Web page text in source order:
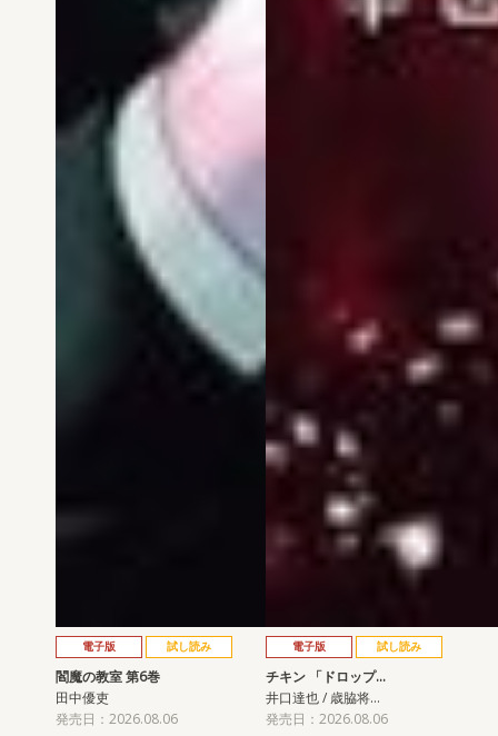
電子版 試し読み
閻魔の教室 第6巻
田中優吏
発売日：2026.08.06
電子版 試し読み
チキン 「ドロップ…
井口達也 / 歳脇将…
発売日：2026.08.06